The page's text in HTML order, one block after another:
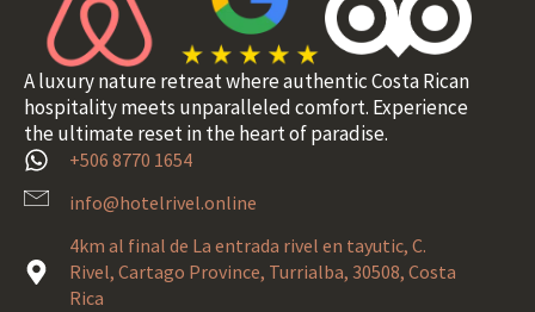
A luxury nature retreat where authentic Costa Rican
hospitality meets unparalleled comfort. Experience
the ultimate reset in the heart of paradise.
+506 8770 1654
info@hotelrivel.online
4km al final de La entrada rivel en tayutic, C.
Rivel, Cartago Province, Turrialba, 30508, Costa
Rica